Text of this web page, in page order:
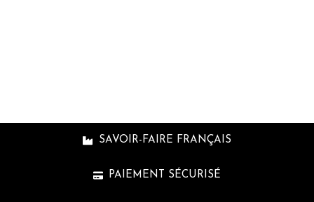
SAVOIR-FAIRE FRANÇAIS
PAIEMENT SÉCURISÉ